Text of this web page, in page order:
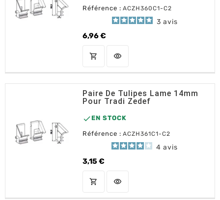
Référence : ACZH360C1-C2
3 avis
6,96 €
Prix
shopping_cart AJOUTER AU PANIER
visibility
Paire De Tulipes Lame 14mm
Pour Tradi Zedef
 EN STOCK
Référence : ACZH361C1-C2
4avis
3,15 €
Prix
shopping_cart AJOUTER AU PANIER
visibility